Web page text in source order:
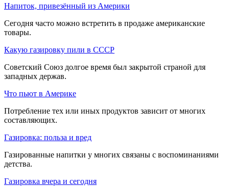
Напиток, привезённый из Америки
Сегодня часто можно встретить в продаже американские
товары.
Какую газировку пили в СССР
Советский Союз долгое время был закрытой страной для
западных держав.
Что пьют в Америке
Потребление тех или иных продуктов зависит от многих
составляющих.
Газировка: польза и вред
Газированные напитки у многих связаны с воспоминаниями
детства.
Газировка вчера и сегодня